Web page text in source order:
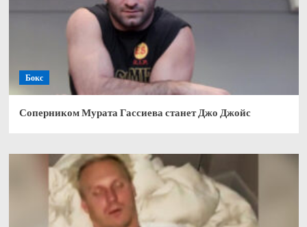
Бокс
Соперником Мурата Гассиева станет Джо Джойс